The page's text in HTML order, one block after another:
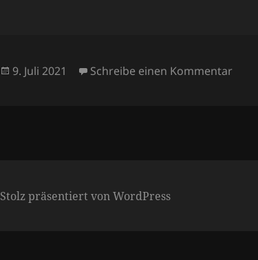
9. Juli 2021 Schreibe einen Kommentar
Stolz präsentiert von WordPress